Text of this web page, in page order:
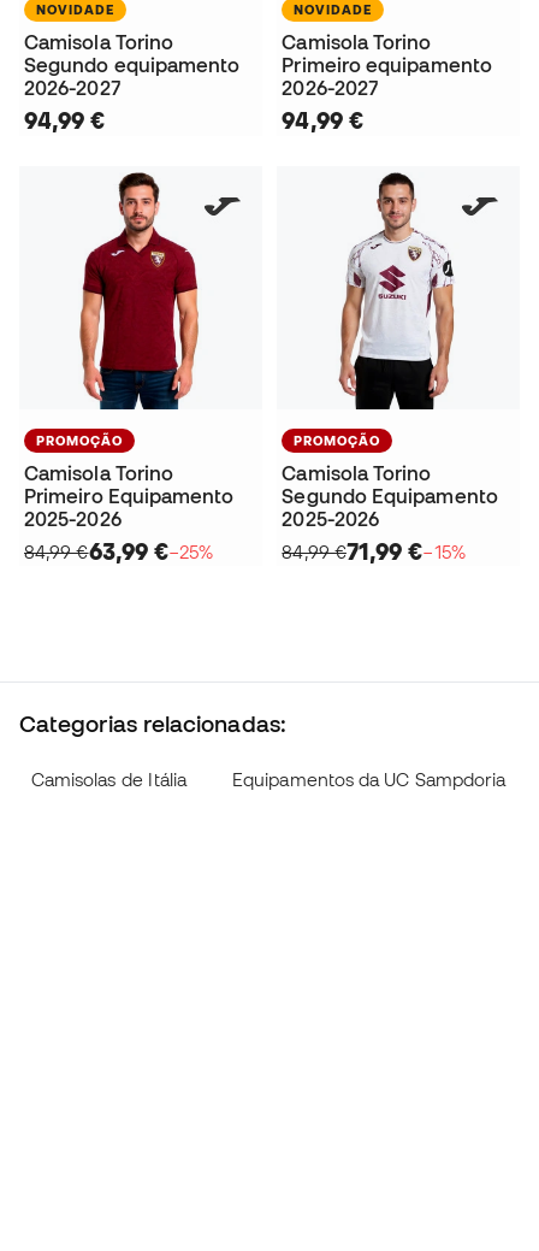
NOVIDADE
Camisola Torino
Segundo equipamento
2026-2027
94,99 €
NOVIDADE
Camisola Torino
Primeiro equipamento
2026-2027
94,99 €
PROMOÇÃO
Camisola Torino
Primeiro Equipamento
2025-2026
84,99 €63,99 €−25%
PROMOÇÃO
Camisola Torino
Segundo Equipamento
2025-2026
84,99 €71,99 €−15%
Categorias relacionadas:
Camisolas de Itália Equipamentos da UC Sampdoria